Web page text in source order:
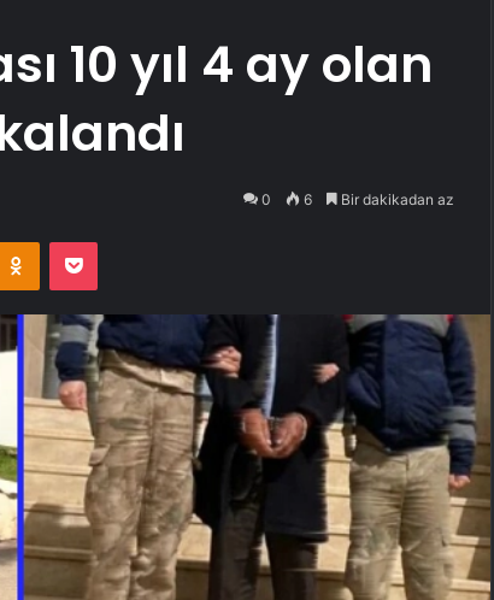
10 yıl 4 ay olan
0 6 Bir dakikadan az
Odnoklassniki
Pocket